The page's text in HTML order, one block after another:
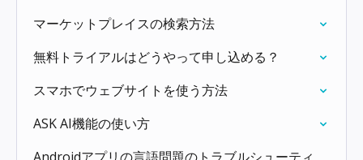
マーケットプレイスの検索方法
無料トライアルはどうやって申し込める？
スマホでウェブサイトを使う方法
ASK AI機能の使い方